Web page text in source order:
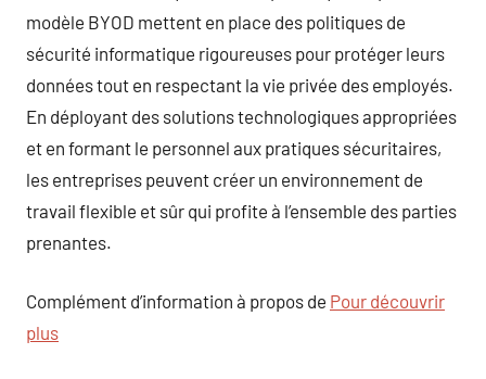
modèle BYOD mettent en place des politiques de
sécurité informatique rigoureuses pour protéger leurs
données tout en respectant la vie privée des employés.
En déployant des solutions technologiques appropriées
et en formant le personnel aux pratiques sécuritaires,
les entreprises peuvent créer un environnement de
travail flexible et sûr qui profite à l’ensemble des parties
prenantes.
Complément d’information à propos de Pour découvrir
plus